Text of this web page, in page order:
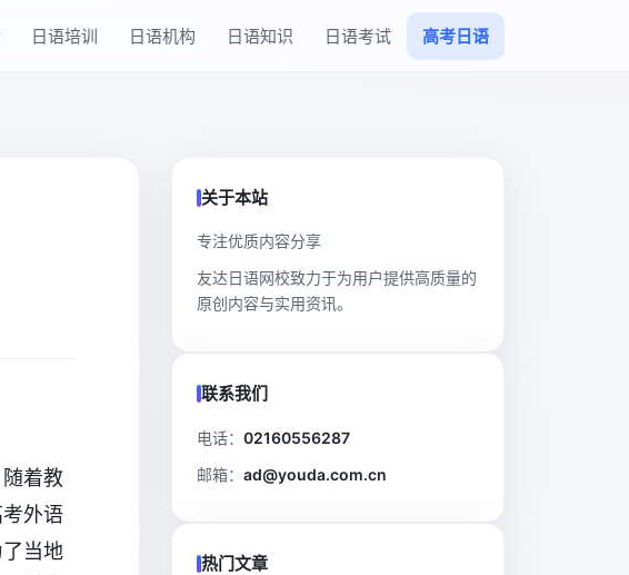
日语培训 日语机构 日语知识 日语考试 高考日语
着教
外语
当地
关于本站
专注优质内容分享
友达日语网校致力于为用户提供高质量的
原创内容与实用资讯。
联系我们
电话： 02160556287
邮箱： ad@youda.com.cn
热门文章